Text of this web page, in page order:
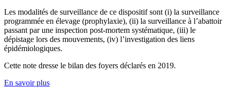
Les modalités de surveillance de ce dispositif sont (i) la surveillance
programmée en élevage (prophylaxie), (ii) la surveillance à l’abattoir
passant par une inspection post-mortem systématique, (iii) le
dépistage lors des mouvements, (iv) l’investigation des liens
épidémiologiques.
Cette note dresse le bilan des foyers déclarés en 2019.
En savoir plus